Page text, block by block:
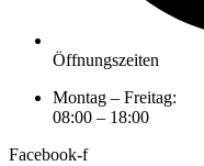
Öffnungszeiten
Montag – Freitag:
08:00 – 18:00
Facebook-f